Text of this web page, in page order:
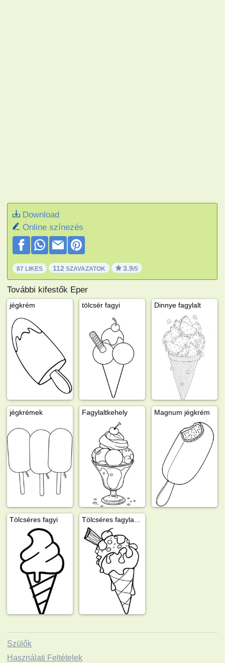
Download
Online színezés
87 LIKES 112 SZAVAZATOK 3.9/5
További kifestők Eper
jégkrém tölcsér fagyi Dinnye fagylalt
jégkrémek Fagylaltkehely Magnum jégkrém
Tölcséres fagyi
Szülők
Használati Feltételek